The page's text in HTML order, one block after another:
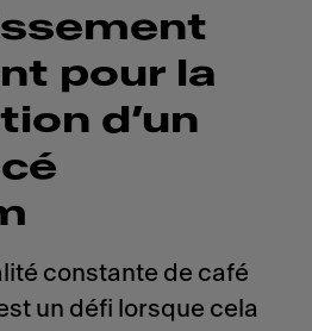
pour la
d’un
constante de café
un défi lorsque cela